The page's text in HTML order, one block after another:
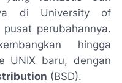
di University of
perubahannya.
hingga
UNIX baru, dengan
(BSD).